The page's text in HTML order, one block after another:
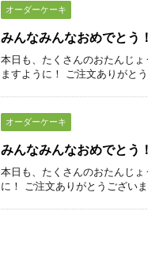
オーダーケーキ
みんなみんなおめでとう！
本日も、たくさんのおたんじ
ますように！ ご注文ありがとう
オーダーケーキ
みんなみんなおめでとう！
本日も、たくさんのおたんじ
に！ ご注文ありがとうございま